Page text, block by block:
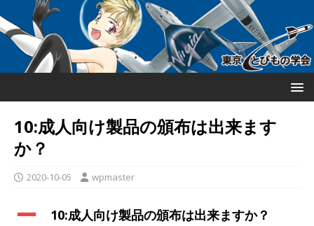
10:成人向け製品の頒布は出来ます
か？
2020-10-05 wpmaster
A 10:成人向け製品の頒布は出来ますか？